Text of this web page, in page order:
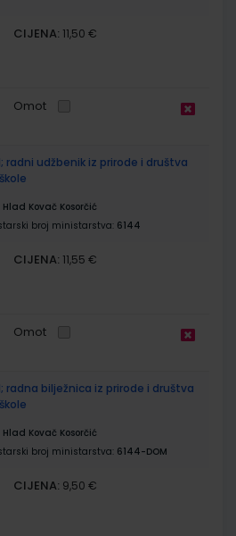
CIJENA: 11,50 €
Omot
1; radni udžbenik iz prirode i društva
Kovač Kosorčić
broj ministarstva: 6144
CIJENA: 11,55 €
Omot
1; radna bilježnica iz prirode i društva
Kovač Kosorčić
broj ministarstva: 6144-DOM
CIJENA: 9,50 €